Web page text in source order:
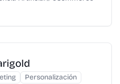
Personalización